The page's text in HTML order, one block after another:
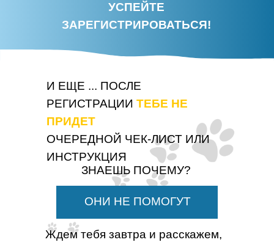
УСПЕЙТЕ
ЗАРЕГИСТРИРОВАТЬСЯ!
ОНИ НЕ ПОМОГУТ
И ЕЩЕ ... ПОСЛЕ
РЕГИСТРАЦИИ ТЕБЕ НЕ
ПРИДЕТ
ОЧЕРЕДНОЙ ЧЕК-ЛИСТ ИЛИ
ИНСТРУКЦИЯ
ЗНАЕШЬ ПОЧЕМУ?
Ждем тебя завтра и расскажем,